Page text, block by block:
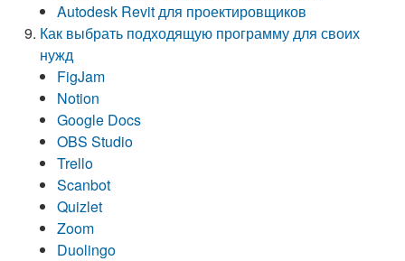
Autodesk Revit для проектировщиков
Как выбрать подходящую программу для своих
нужд
FigJam
Notion
Google Docs
OBS Studio
Trello
Scanbot
Quizlet
Zoom
Duolingo